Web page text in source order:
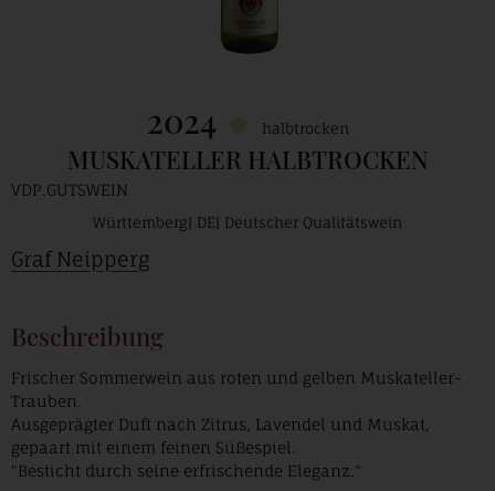
2024 halbtrocken
MUSKATELLER HALBTROCKEN
VDP.GUTSWEIN
Württemberg DE Deutscher Qualitätswein
Graf Neipperg
Beschreibung
Frischer Sommerwein aus roten und gelben Muskateller-
Trauben.
Ausgeprägter Duft nach Zitrus, Lavendel und Muskat,
gepaart mit einem feinen Süßespiel.
"Besticht durch seine erfrischende Eleganz."